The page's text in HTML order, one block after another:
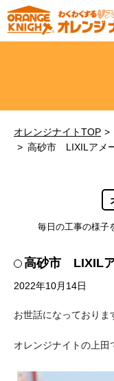
オレンジナイトTOP
高砂市 LIXILアメ
毎日の工事の様子
高砂市 LIXIL
2022年10月14日
お世話になっておりま
オレンジナイトの上田